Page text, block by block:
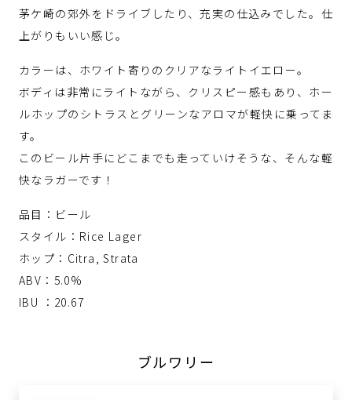
茅ケ崎の郊外をドライブしたり、充実の仕込みでした。仕
上がりもいい感じ。
カラーは、ホワイト寄りのクリアなライトイエロー。
ボディは非常にライトながら、クリスピー感もあり、ホー
ルホップのシトラスとグリーンなアロマが軽快に乗ってま
す。
このビール片手にどこまでも走っていけそうな、そんな軽
快なラガーです！
品目：ビール
スタイル：Rice Lager
ホップ：Citra, Strata
ABV：5.0%
IBU ：20.67
ブルワリー